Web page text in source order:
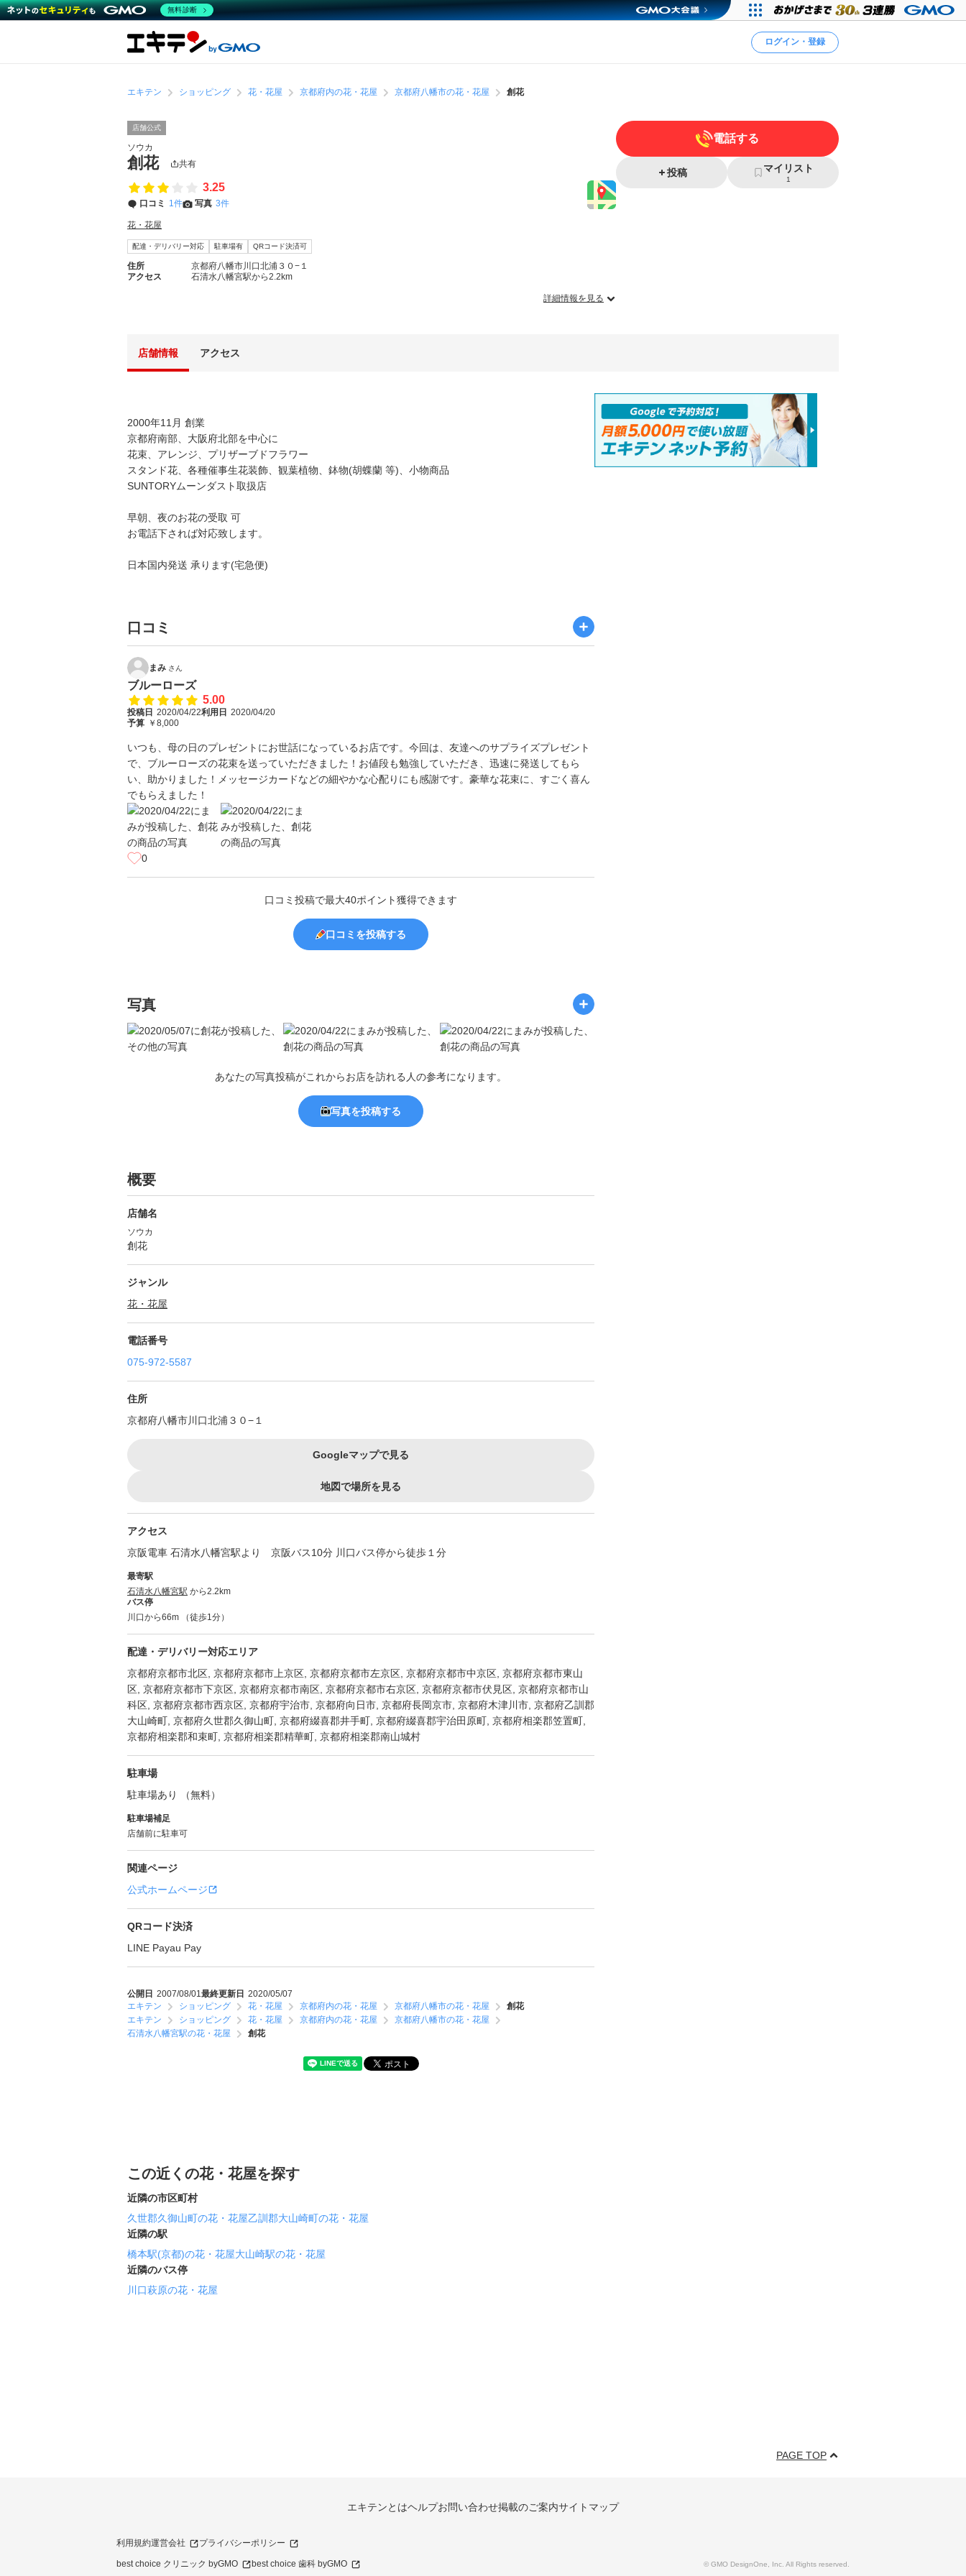
ログイン・登録
エキテン ショッピング 花・花屋 京都府内の花・花屋 京都府八幡市の花・花屋 創花
店舗公式
ソウカ
創花 共有
3.25
口コミ 1件 写真 3件
花・花屋
配達・デリバリー対応 駐車場有 QRコード決済可
住所
京都府八幡市川口北浦３０−１
アクセス
石清水八幡宮駅から2.2km
詳細情報を見る
電話する
投稿 マイリスト
1
店舗情報 アクセス
2000年11月 創業
京都府南部、大阪府北部を中心に
花束、アレンジ、プリザーブドフラワー
スタンド花、各種催事生花装飾、観葉植物、鉢物(胡蝶蘭 等)、小物商品
SUNTORYムーンダスト取扱店
早朝、夜のお花の受取 可
お電話下されば対応致します。
日本国内発送 承ります(宅急便)
口コミ
まみ さん
ブルーローズ
5.00
投稿日 2020/04/22利用日 2020/04/20
予算 ￥8,000
いつも、母の日のプレゼントにお世話になっているお店です。今回は、友達へのサプライズプレゼント
で、ブルーローズの花束を送っていただきました！お値段も勉強していただき、迅速に発送してもら
い、助かりました！メッセージカードなどの細やかな心配りにも感謝です。豪華な花束に、すごく喜ん
でもらえました！
0
口コミ投稿で最大40ポイント獲得できます
口コミを投稿する
写真
あなたの写真投稿がこれからお店を訪れる人の参考になります。
写真を投稿する
概要
店舗名
ソウカ
創花
ジャンル
花・花屋
電話番号
075-972-5587
住所
京都府八幡市川口北浦３０−１
Googleマップで見る
地図で場所を見る
アクセス
京阪電車 石清水八幡宮駅より 京阪バス10分 川口バス停から徒歩１分
最寄駅
石清水八幡宮駅 から2.2km
バス停
川口から66m （徒歩1分）
配達・デリバリー対応エリア
京都府京都市北区, 京都府京都市上京区, 京都府京都市左京区, 京都府京都市中京区, 京都府京都市東山
区, 京都府京都市下京区, 京都府京都市南区, 京都府京都市右京区, 京都府京都市伏見区, 京都府京都市山
科区, 京都府京都市西京区, 京都府宇治市, 京都府向日市, 京都府長岡京市, 京都府木津川市, 京都府乙訓郡
大山崎町, 京都府久世郡久御山町, 京都府綴喜郡井手町, 京都府綴喜郡宇治田原町, 京都府相楽郡笠置町,
京都府相楽郡和束町, 京都府相楽郡精華町, 京都府相楽郡南山城村
駐車場
駐車場あり （無料）
駐車場補足
店舗前に駐車可
関連ページ
公式ホームページ
QRコード決済
LINE Payau Pay
公開日 2007/08/01最終更新日 2020/05/07
エキテン
ショッピング 花・花屋 京都府内の花・花屋 京都府八幡市の花・花屋
創花
エキテン
ショッピング 花・花屋 京都府内の花・花屋
京都府八幡市の花・花屋
石清水八幡宮駅の花・花屋
創花
この近くの花・花屋を探す
近隣の市区町村
久世郡久御山町の花・花屋乙訓郡大山崎町の花・花屋
近隣の駅
橋本駅(京都)の花・花屋大山崎駅の花・花屋
近隣のバス停
川口萩原の花・花屋
PAGE TOP
エキテンとはヘルプお問い合わせ掲載のご案内サイトマップ
利用規約運営会社 プライバシーポリシー
best choice クリニック byGMO best choice 歯科 byGMO © GMO DesignOne, Inc. All Rights reserved.
無料診断